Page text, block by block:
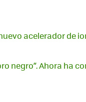
acelerador de
negro”. Ahora ha